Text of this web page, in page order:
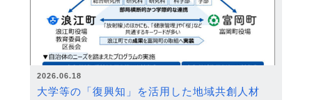
2026.06.18
大学等の「復興知」を活用した地域共創人材